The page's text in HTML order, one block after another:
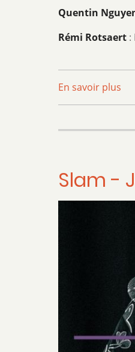
Quentin
Rémi Rotsaert :
En savoir plus
le
Slam -